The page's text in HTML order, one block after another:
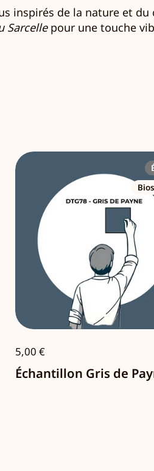
inspirés de la nature et du
Sarcellepour une touche
5,00 €
Échantillon Gris de